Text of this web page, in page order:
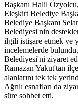
Başkanı Halil
Eleşkirt Belediye
Belediye Başkanı
Belediyesi'nin
ilgili istişare etmek ve
incelemelerde
Belediyesi'ni ziyaret
Ramazan Yakut'tan
alanlarını tek tek
Ağrılı esnafları da
süre sohbet etti.